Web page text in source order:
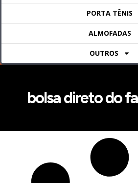
PORTA TÊNIS
ALMOFADAS
OUTROS
bolsa direto do